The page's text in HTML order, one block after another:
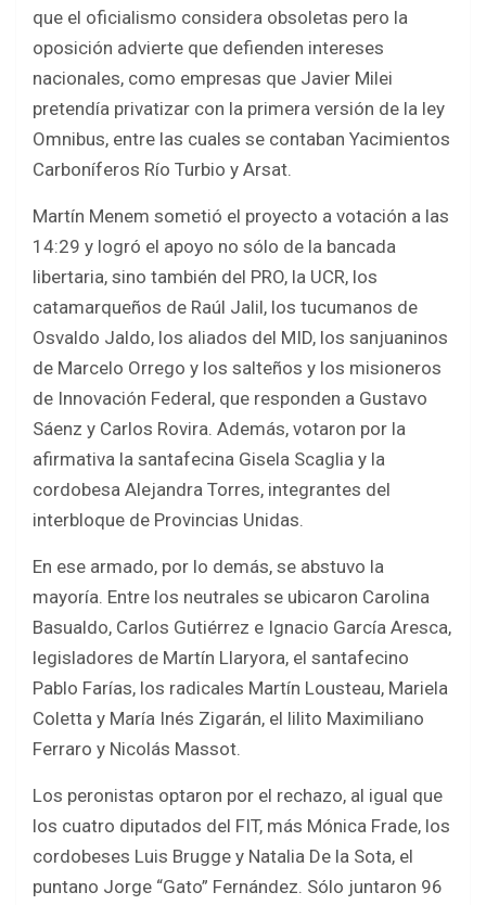
que el oficialismo considera obsoletas pero la
oposición advierte que defienden intereses
nacionales, como empresas que Javier Milei
pretendía privatizar con la primera versión de la ley
Omnibus, entre las cuales se contaban Yacimientos
Carboníferos Río Turbio y Arsat.
Martín Menem sometió el proyecto a votación a las
14:29 y logró el apoyo no sólo de la bancada
libertaria, sino también del PRO, la UCR, los
catamarqueños de Raúl Jalil, los tucumanos de
Osvaldo Jaldo, los aliados del MID, los sanjuaninos
de Marcelo Orrego y los salteños y los misioneros
de Innovación Federal, que responden a Gustavo
Sáenz y Carlos Rovira. Además, votaron por la
afirmativa la santafecina Gisela Scaglia y la
cordobesa Alejandra Torres, integrantes del
interbloque de Provincias Unidas.
En ese armado, por lo demás, se abstuvo la
mayoría. Entre los neutrales se ubicaron Carolina
Basualdo, Carlos Gutiérrez e Ignacio García Aresca,
legisladores de Martín Llaryora, el santafecino
Pablo Farías, los radicales Martín Lousteau, Mariela
Coletta y María Inés Zigarán, el lilito Maximiliano
Ferraro y Nicolás Massot.
Los peronistas optaron por el rechazo, al igual que
los cuatro diputados del FIT, más Mónica Frade, los
cordobeses Luis Brugge y Natalia De la Sota, el
puntano Jorge “Gato” Fernández. Sólo juntaron 96